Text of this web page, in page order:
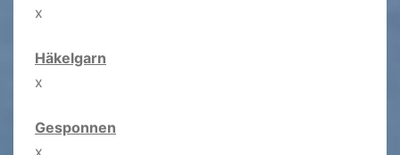
x
Häkelgarn
x
Gesponnen
x